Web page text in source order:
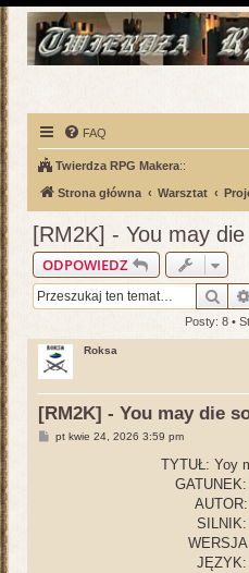
FAQ
Twierdza RPG Makera::
Strona główna Warsztat
[RM2K] - You may
ODPOWIEDZ
Posty: 8 •
Roksa
[RM2K] - You may die
Ppt kwie 24, 2026 3:59 pm
TYTUŁ: Yoy